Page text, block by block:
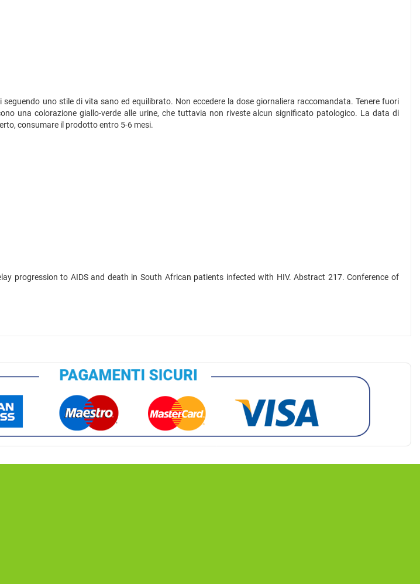
uno stile di vita sano ed equilibrato. Non eccedere la dose giornaliera raccomandata. Tenere fuori
una colorazione giallo-verde alle urine, che tuttavia non riveste alcun significato patologico. La data di
consumare il prodotto entro 5-6 mesi.
progression to AIDS and death in South African patients infected with HIV. Abstract 217. Conference of